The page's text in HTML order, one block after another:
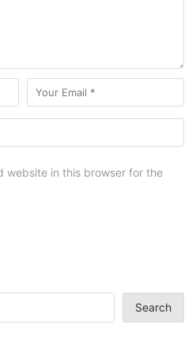
website in this browser for the
Search